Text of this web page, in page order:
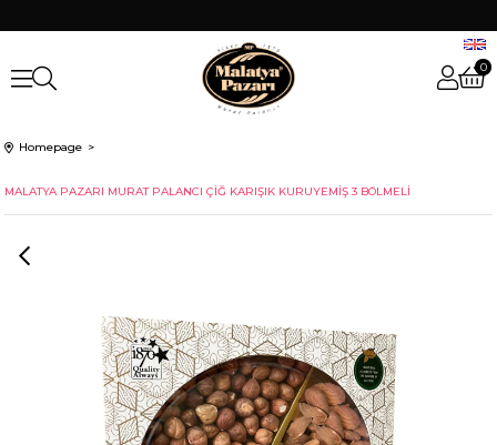
0
Homepage
MALATYA PAZARI MURAT PALANCI ÇİĞ KARIŞIK KURUYEMİŞ 3 BÖLMELİ